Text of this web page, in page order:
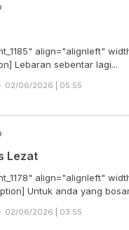
align="alignleft"
dapuranda.com[/caption] Lebaran sebentar lagi...
02/06/2026 | 05:55
Lezat
align="alignleft"
masakanlezat.com[/caption] Untuk anda yang
02/06/2026 | 03:55